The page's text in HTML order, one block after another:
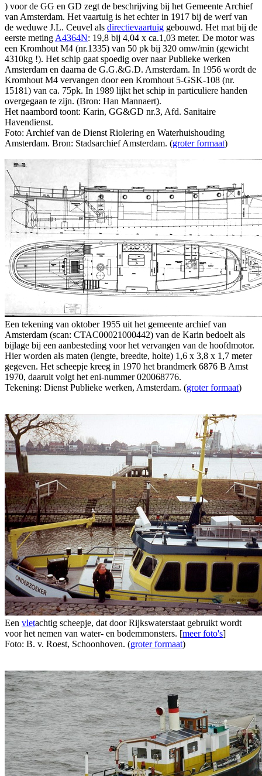
) voor de GG en GD zegt de beschrijving bij het Gemeente Archief
van Amsterdam. Het vaartuig is het echter in 1917 bij de werf van
de weduwe J.L. Ceuvel als directievaartuig gebouwd. Het mat bij de
eerste meting A4364N: 19,8 bij 4,04 x ca.1,03 meter. De motor was
een Kromhout M4 (nr.1335) van 50 pk bij 320 omw/min (gewicht
4310kg !). Het schip gaat spoedig over naar Publieke werken
Amsterdam en daarna de G.G.&G.D. Amsterdam. In 1956 wordt de
Kromhout M4 vervangen door een Kromhout 5-GSK-108 (nr.
15181) van ca. 75pk. In 1989 lijkt het schip in particuliere handen
overgegaan te zijn. (Bron: Han Mannaert).
Het naambord toont: Karin, GG&GD nr.3, Afd. Sanitaire
Havendienst.
Foto: Archief van de Dienst Riolering en Waterhuishouding
Amsterdam. Bron: Stadsarchief Amsterdam. (groter formaat)
Een tekening van oktober 1955 uit het gemeente archief van
Amsterdam (scan: CTAC00021000442) van de Karin bedoelt als
bijlage bij een aanbesteding voor het vervangen van de hoofdmotor.
Hier worden als maten (lengte, breedte, holte) 1,6 x 3,8 x 1,7 meter
gegeven. Het scheepje kreeg in 1970 het brandmerk 6876 B Amst
1970, daaruit volgt het eni-nummer 020068776.
Tekening: Dienst Publieke werken, Amsterdam. (groter formaat)
Een vletachtig scheepje, dat door Rijkswaterstaat gebruikt wordt
voor het nemen van water- en bodemmonsters. [meer foto's]
Foto: B. v. Roest, Schoonhoven. (groter formaat)